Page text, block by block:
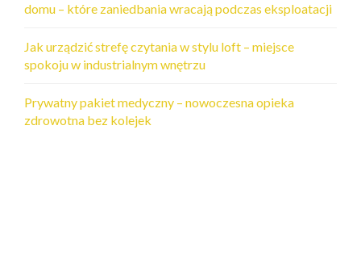
domu – które zaniedbania wracają podczas eksploatacji
Jak urządzić strefę czytania w stylu loft – miejsce
spokoju w industrialnym wnętrzu
Prywatny pakiet medyczny – nowoczesna opieka
zdrowotna bez kolejek